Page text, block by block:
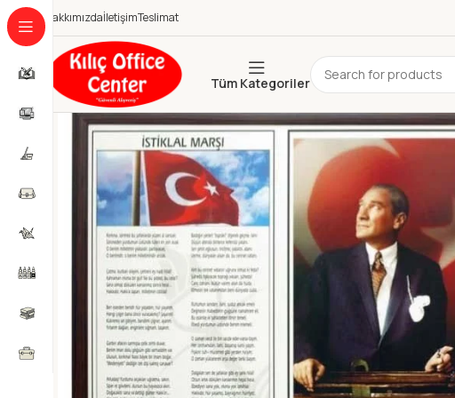
HakkımızdaİletişimTeslimat
Tüm Kategoriler